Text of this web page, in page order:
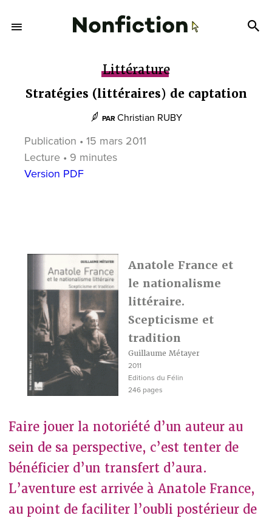
Littérature
Stratégies (littéraires) de captation
PAR Christian RUBY
Publication • 15 mars 2011
Lecture • 9 minutes
Version PDF
Anatole France et
le nationalisme
littéraire.
Scepticisme et
tradition
Guillaume Métayer
2011
Editions du Félin
246 pages
Faire jouer la notoriété d’un auteur au
sein de sa perspective, c’est tenter de
bénéficier d’un transfert d’aura.
L’aventure est arrivée à Anatole France,
au point de faciliter l’oubli postérieur de